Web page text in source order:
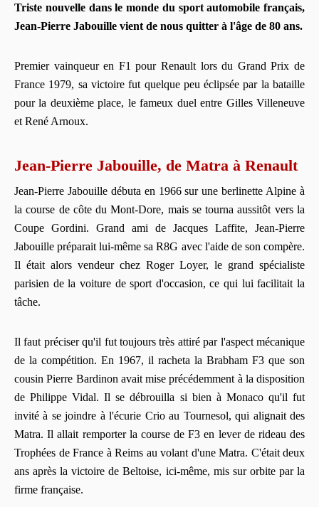
Triste nouvelle dans le monde du sport automobile français,
Jean-Pierre Jabouille vient de nous quitter à l'âge de 80 ans.
Premier vainqueur en F1 pour Renault lors du Grand Prix de
France 1979, sa victoire fut quelque peu éclipsée par la bataille
pour la deuxième place, le fameux duel entre Gilles Villeneuve
et René Arnoux.
Jean-Pierre Jabouille, de Matra à Renault
Jean-Pierre Jabouille débuta en 1966 sur une berlinette Alpine à
la course de côte du Mont-Dore, mais se tourna aussitôt vers la
Coupe Gordini. Grand ami de Jacques Laffite, Jean-Pierre
Jabouille préparait lui-même sa R8G avec l'aide de son compère.
Il était alors vendeur chez Roger Loyer, le grand spécialiste
parisien de la voiture de sport d'occasion, ce qui lui facilitait la
tâche.
Il faut préciser qu'il fut toujours très attiré par l'aspect mécanique
de la compétition. En 1967, il racheta la Brabham F3 que son
cousin Pierre Bardinon avait mise précédemment à la disposition
de Philippe Vidal. Il se débrouilla si bien à Monaco qu'il fut
invité à se joindre à l'écurie Crio au Tournesol, qui alignait des
Matra. Il allait remporter la course de F3 en lever de rideau des
Trophées de France à Reims au volant d'une Matra. C'était deux
ans après la victoire de Beltoise, ici-même, mis sur orbite par la
firme française.